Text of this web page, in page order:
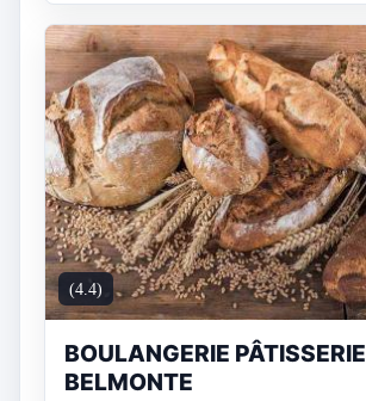
(4.4)
BOULANGERIE PÂTISSERIE
BELMONTE